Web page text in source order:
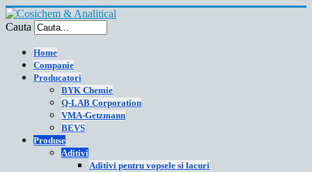
Cauta
Home
Companie
Producatori
BYK Chemie
Q-LAB Corporation
VMA-Getzmann
BEVS
Produse
Aditivi
Aditivi pentru vopsele si lacuri